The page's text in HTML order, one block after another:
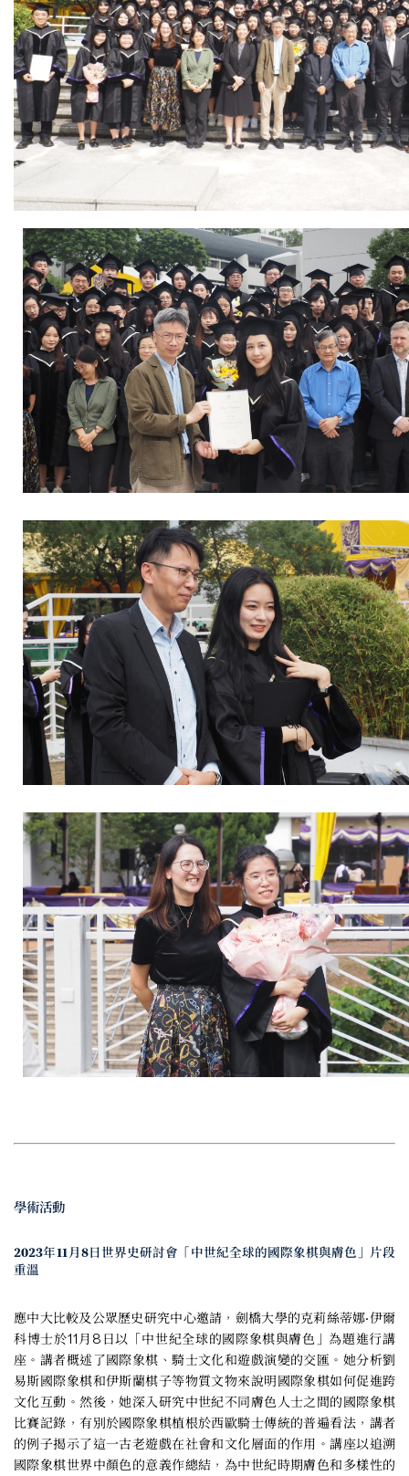
學術活動
2023年11月8日世界史研討會「中世紀全球的國際象棋與膚色」片段
重溫
應中大比較及公眾歷史研究中心邀請，劍橋大學的克莉絲蒂娜·伊爾
科博士於11月8日以「中世紀全球的國際象棋與膚色」為題進行講
座。講者概述了國際象棋、騎士文化和遊戲演變的交匯。她分析劉
易斯國際象棋和伊斯蘭棋子等物質文物來說明國際象棋如何促進跨
文化互動。然後，她深入研究中世紀不同膚色人士之間的國際象棋
比賽記錄，有別於國際象棋植根於西歐騎士傳統的普遍看法，講者
的例子揭示了這一古老遊戲在社會和文化層面的作用。講座以追溯
國際象棋世界中顏色的意義作總結，為中世紀時期膚色和多樣性的